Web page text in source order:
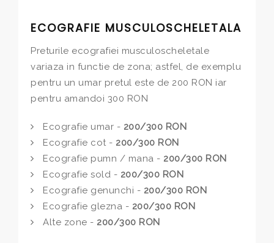
ECOGRAFIE MUSCULOSCHELETALA
Preturile ecografiei musculoscheletale
variaza in functie de zona; astfel, de exemplu
pentru un umar pretul este de 200 RON iar
pentru amandoi 300 RON
Ecografie umar - 200/300 RON
Ecografie cot - 200/300 RON
Ecografie pumn / mana - 200/300 RON
Ecografie sold - 200/300 RON
Ecografie genunchi - 200/300 RON
Ecografie glezna - 200/300 RON
Alte zone - 200/300 RON